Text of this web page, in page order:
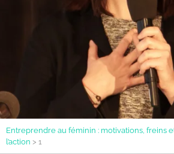
Entreprendre au féminin : motivations, freins
l’action > 1